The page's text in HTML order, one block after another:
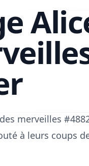
merveilles
à leurs coups